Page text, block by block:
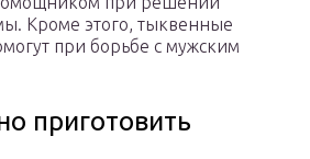
Кроме этого, тыквенные
при борьбе с мужским
приготовить